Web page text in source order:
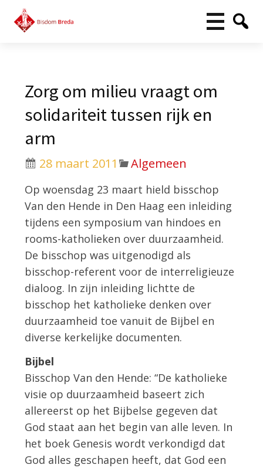
Zorg om milieu vraagt om
solidariteit tussen rijk en
arm
28 maart 2011 Algemeen
Op woensdag 23 maart hield bisschop
Van den Hende in Den Haag een inleiding
tijdens een symposium van hindoes en
rooms-katholieken over duurzaamheid.
De bisschop was uitgenodigd als
bisschop-referent voor de interreligieuze
dialoog. In zijn inleiding lichtte de
bisschop het katholieke denken over
duurzaamheid toe vanuit de Bijbel en
diverse kerkelijke documenten.
Bijbel
Bisschop Van den Hende: “De katholieke
visie op duurzaamheid baseert zich
allereerst op het Bijbelse gegeven dat
God staat aan het begin van alle leven. In
het boek Genesis wordt verkondigd dat
God alles geschapen heeft, dat God een